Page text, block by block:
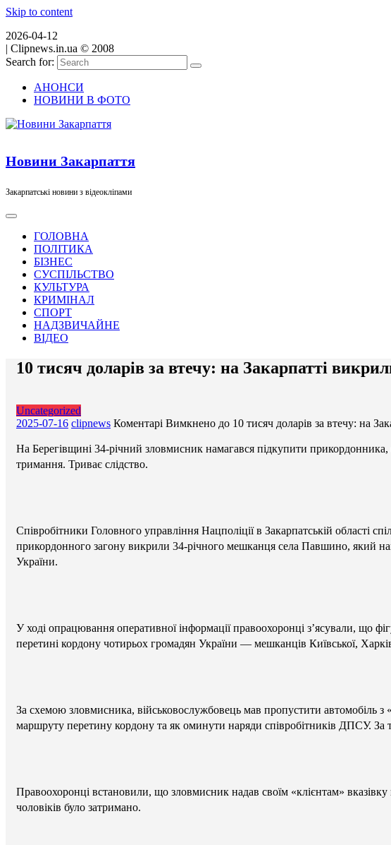
Skip to content
2026-04-12
| Clipnews.in.ua © 2008
Search for:
АНОНСИ
НОВИНИ В ФОТО
Новини Закарпаття
Закарпатські новини з відеокліпами
ГОЛОВНА
ПОЛІТИКА
БІЗНЕС
СУСПІЛЬСТВО
КУЛЬТУРА
КРИМІНАЛ
СПОРТ
НАДЗВИЧАЙНЕ
ВІДЕО
10 тисяч доларів за втечу: на Закарпатті
Uncategorized
2025-07-16 clipnews Коментарі Вимкнено до 10 тисяч доларів за втечу: на
На Берегівщині 34-річний зловмисник намагався підкупити
тримання. Триває слідство.
Співробітники Головного управління Нацполіції в Закарпатській області
прикордонного загону викрили 34-річного мешканця села Павшино, який
України.
У ході опрацювання оперативної інформації правоохоронці з’ясували, що
перетині кордону чотирьох громадян України — мешканців Київської,
За схемою зловмисника, військовослужбовець мав пропустити автомобіль з
маршруту перетину кордону та як оминути наряди співробітників ДПСУ. За
Правоохоронці встановили, що зловмисник надав своїм «клієнтам»
чоловіків було затримано.